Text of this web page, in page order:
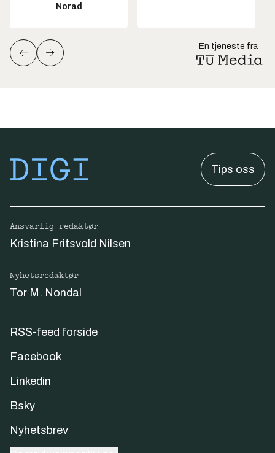
Norad
En tjeneste fra
Tips oss
Ansvarlig redaktør
Kristina Fritsvold Nilsen
Nyhetsredaktør
Tor M. Nondal
RSS-feed forside
Facebook
Linkedin
Bsky
Nyhetsbrev